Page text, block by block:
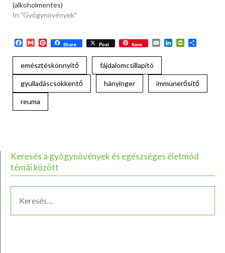
(alkoholmentes)
In "Gyógynövények"
Facebook
GmailPinterest
Share Post Save EmailLinkedIn
emésztéskönnyítő fájdalomcsillapító
gyulladáscsökkentő hányinger immunerősítő
reuma
Keresés a gyógynövények és egészséges életmód
témái között